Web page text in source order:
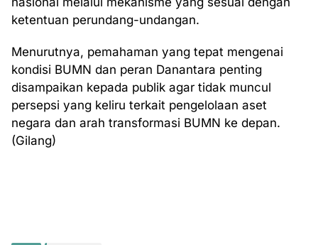
ketentuan perundang-undangan.
Menurutnya, pemahaman yang tepat mengenai
kondisi BUMN dan peran Danantara penting
disampaikan kepada publik agar tidak muncul
persepsi yang keliru terkait pengelolaan aset
negara dan arah transformasi BUMN ke depan.
(Gilang)